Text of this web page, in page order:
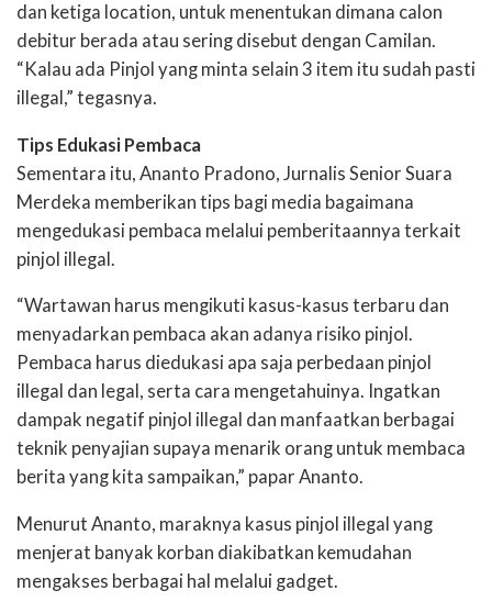
dan ketiga location, untuk menentukan dimana calon
debitur berada atau sering disebut dengan Camilan.
“Kalau ada Pinjol yang minta selain 3 item itu sudah pasti
illegal,” tegasnya.
Tips Edukasi Pembaca
Sementara itu, Ananto Pradono, Jurnalis Senior Suara
Merdeka memberikan tips bagi media bagaimana
mengedukasi pembaca melalui pemberitaannya terkait
pinjol illegal.
“Wartawan harus mengikuti kasus-kasus terbaru dan
menyadarkan pembaca akan adanya risiko pinjol.
Pembaca harus diedukasi apa saja perbedaan pinjol
illegal dan legal, serta cara mengetahuinya. Ingatkan
dampak negatif pinjol illegal dan manfaatkan berbagai
teknik penyajian supaya menarik orang untuk membaca
berita yang kita sampaikan,” papar Ananto.
Menurut Ananto, maraknya kasus pinjol illegal yang
menjerat banyak korban diakibatkan kemudahan
mengakses berbagai hal melalui gadget.